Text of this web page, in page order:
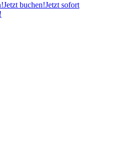
Jetzt buchen!Jetzt sofort